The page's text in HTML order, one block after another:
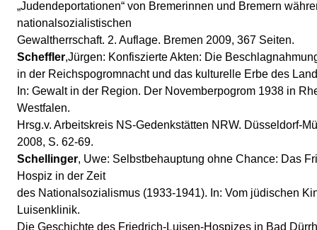
„Judendeportationen“ von Bremerinnen und Bremern
nationalsozialistischen
Gewaltherrschaft. 2. Auflage. Bremen 2009, 367 Seiten.
Scheffler,Jürgen: Konfiszierte Akten: Die
in der Reichspogromnacht und das kulturelle Erbe des
In: Gewalt in der Region. Der Novemberpogrom 1938 in
Westfalen.
Hrsg.v. Arbeitskreis NS-Gedenkstätten NRW. Düsseldorf-
2008, S. 62-69.
Schellinger, Uwe: Selbstbehauptung ohne Chance: Das
Hospiz in der Zeit
des Nationalsozialismus (1933-1941). In: Vom jüdischen
Luisenklinik.
Die Geschichte des Friedrich-Luisen-Hospizes in Bad